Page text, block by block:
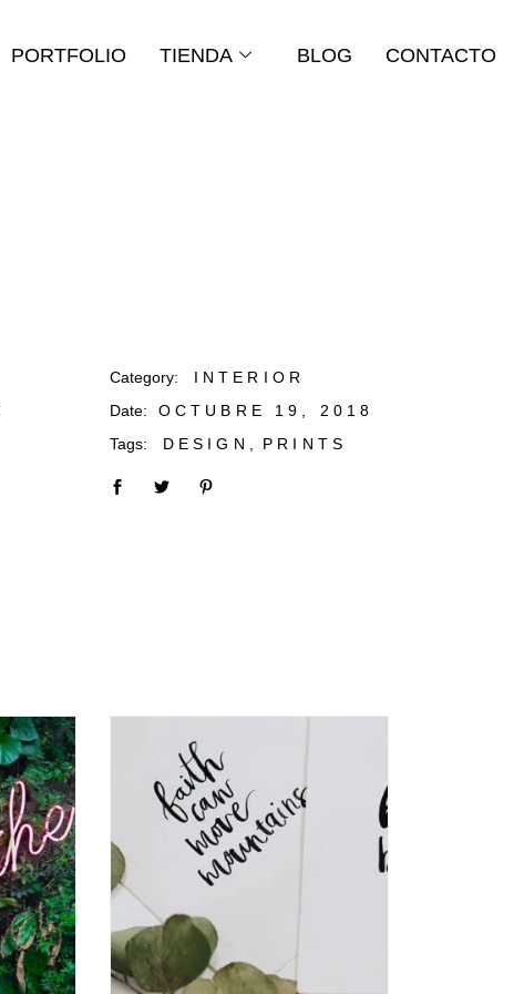
PORTFOLIO TIENDA BLOG CONTACTO
Category:
INTERIOR
Date:
OCTUBRE 19, 2018
Tags:
DESIGN PRINTS